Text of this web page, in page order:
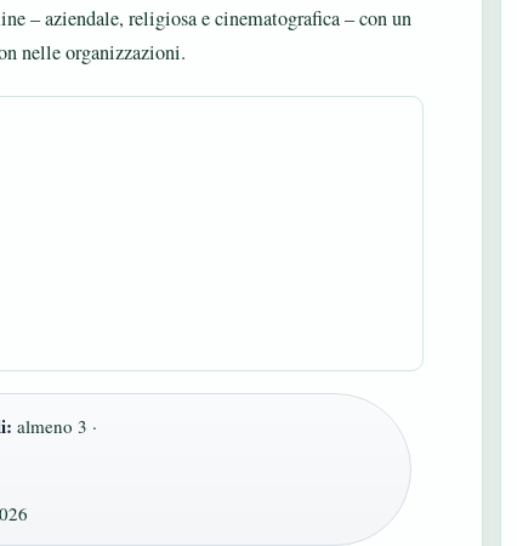
– aziendale, religiosa e cinematografica – con un
nelle organizzazioni.
almeno 3 ·